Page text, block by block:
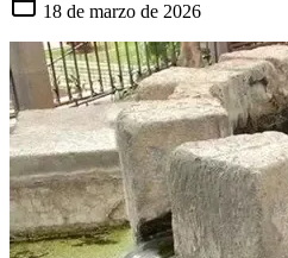
18 de marzo de 2026